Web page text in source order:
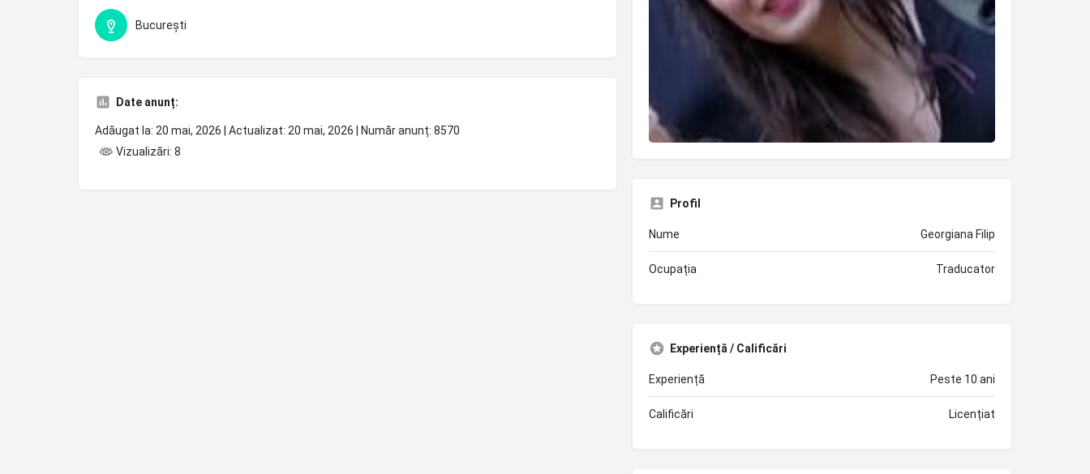
București
Date anunț:
Adăugat la: 20 mai, 2026 | Actualizat: 20 mai, 2026 | Număr anunț: 8570
Vizualizări: 8
Profil
Nume Georgiana Filip
Ocupația Traducator
Experiență / Calificări
Experiență Peste 10 ani
Calificări Licențiat